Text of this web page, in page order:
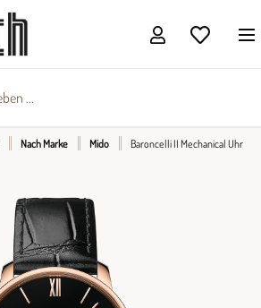
Nach Marke Mido Baroncelli II Mechanical Uhr